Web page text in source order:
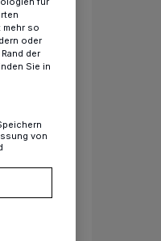
mehr so
oder
der
Sie in
von